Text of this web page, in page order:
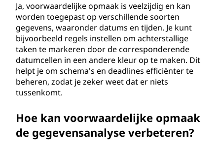
Ja, voorwaardelijke opmaak is veelzijdig en kan
worden toegepast op verschillende soorten
gegevens, waaronder datums en tijden. Je kunt
bijvoorbeeld regels instellen om achterstallige
taken te markeren door de corresponderende
datumcellen in een andere kleur op te maken. Dit
helpt je om schema's en deadlines efficiënter te
beheren, zodat je zeker weet dat er niets
tussenkomt.
Hoe kan voorwaardelijke opmaak
de gegevensanalyse verbeteren?